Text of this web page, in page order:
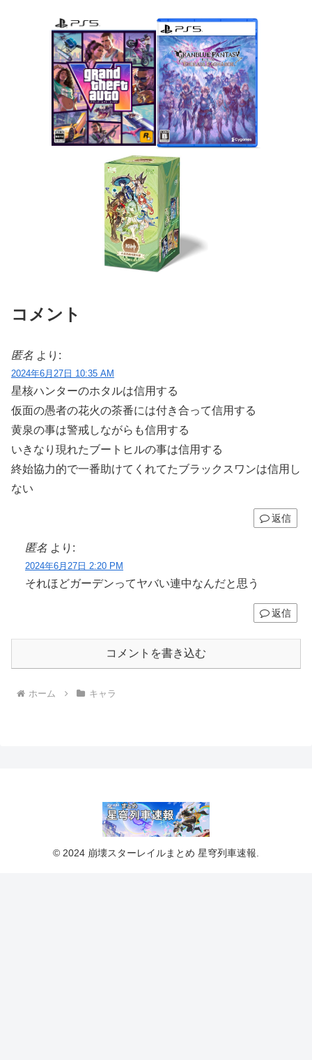
コメント
匿名 より:
2024年6月27日 10:35 AM
星核ハンターのホタルは信用する
仮面の愚者の花火の茶番には付き合って信用する
黄泉の事は警戒しながらも信用する
いきなり現れたブートヒルの事は信用する
終始協力的で一番助けてくれてたブラックスワンは信用し
ない
返信
匿名 より:
2024年6月27日 2:20 PM
それほどガーデンってヤバい連中なんだと思う
返信
コメントを書き込む
ホーム キャラ
© 2024 崩壊スターレイルまとめ 星穹列車速報.